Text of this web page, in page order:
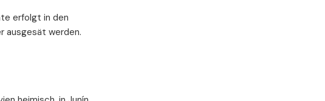
erfolgt in den
ausgesät werden.